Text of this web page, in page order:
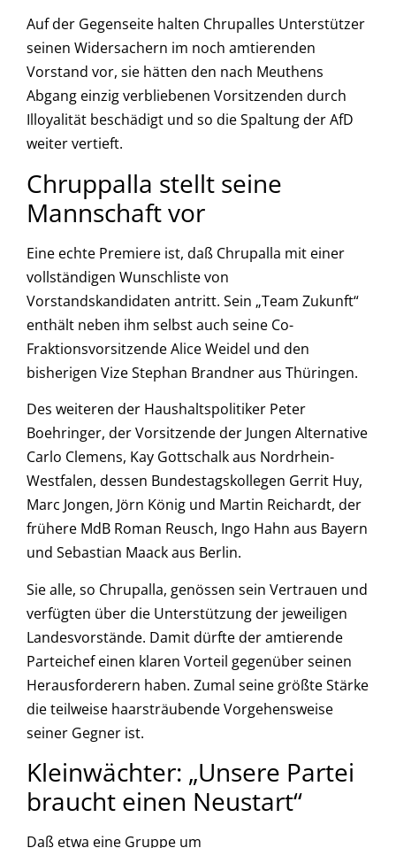
Auf der Gegenseite halten Chrupalles Unterstützer
seinen Widersachern im noch amtierenden
Vorstand vor, sie hätten den nach Meuthens
Abgang einzig verbliebenen Vorsitzenden durch
Illoyalität beschädigt und so die Spaltung der AfD
weiter vertieft.
Chruppalla stellt seine
Mannschaft vor
Eine echte Premiere ist, daß Chrupalla mit einer
vollständigen Wunschliste von
Vorstandskandidaten antritt. Sein „Team Zukunft“
enthält neben ihm selbst auch seine Co-
Fraktionsvorsitzende Alice Weidel und den
bisherigen Vize Stephan Brandner aus Thüringen.
Des weiteren der Haushaltspolitiker Peter
Boehringer, der Vorsitzende der Jungen Alternative
Carlo Clemens, Kay Gottschalk aus Nordrhein-
Westfalen, dessen Bundestagskollegen Gerrit Huy,
Marc Jongen, Jörn König und Martin Reichardt, der
frühere MdB Roman Reusch, Ingo Hahn aus Bayern
und Sebastian Maack aus Berlin.
Sie alle, so Chrupalla, genössen sein Vertrauen und
verfügten über die Unterstützung der jeweiligen
Landesvorstände. Damit dürfte der amtierende
Parteichef einen klaren Vorteil gegenüber seinen
Herausforderern haben. Zumal seine größte Stärke
die teilweise haarsträubende Vorgehensweise
seiner Gegner ist.
Kleinwächter: „Unsere Partei
braucht einen Neustart“
Daß etwa eine Gruppe um